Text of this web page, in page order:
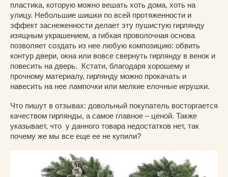
пластика, которую можно вешать хоть дома, хоть на
улицу. Небольшие шишки по всей протяженности и
эффект заснеженности делает эту пушистую гирлянду
изящным украшением, а гибкая проволочная основа
позволяет создать из нее любую композицию: обвить
контур двери, окна или вовсе свернуть гирлянду в венок и
повесить на дверь. Кстати, благодаря хорошему и
прочному материалу, гирлянду можно прокачать и
навесить на нее лампочки или мелкие елочные игрушки.
Что пишут в отзывах: довольный покупатель восторгается
качеством гирлянды, а самое главное – ценой. Также
указывает, что у данного товара недостатков нет, так
почему же мы все еще ее не купили?